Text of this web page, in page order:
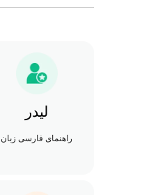
لیدر
راهنمای فارسی زبان